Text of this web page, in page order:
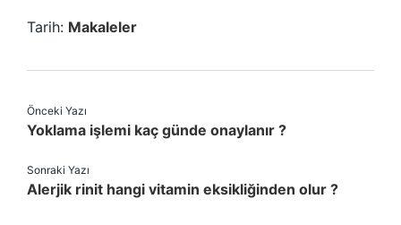
Tarih: Makaleler
Önceki Yazı
Yoklama işlemi kaç günde onaylanır ?
Sonraki Yazı
Alerjik rinit hangi vitamin eksikliğinden olur ?